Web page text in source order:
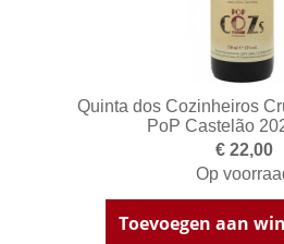
Quinta dos Cozinheiros
PoP Castelão
€ 22,00
Op
Toevoegen aan